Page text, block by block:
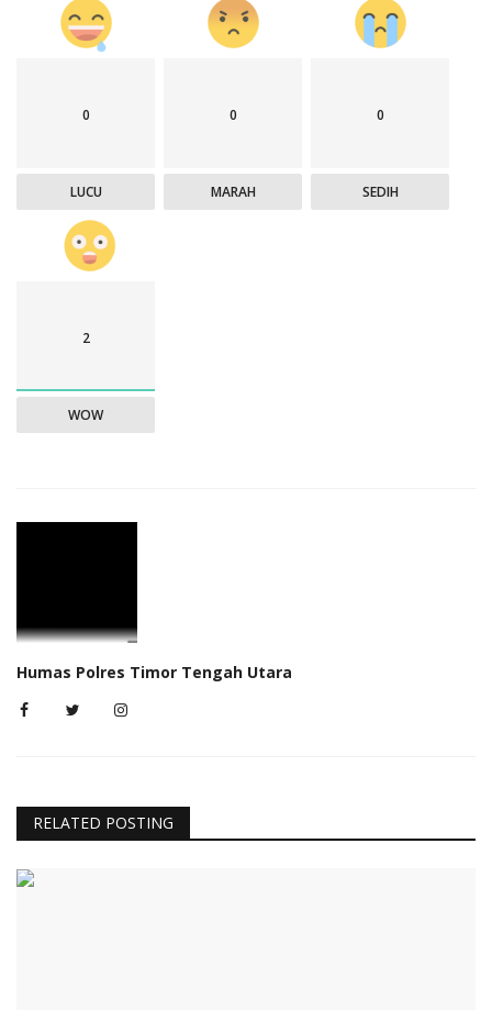
0
LUCU
0
MARAH
0
SEDIH
2
WOW
Humas Polres Timor Tengah Utara
RELATED POSTING